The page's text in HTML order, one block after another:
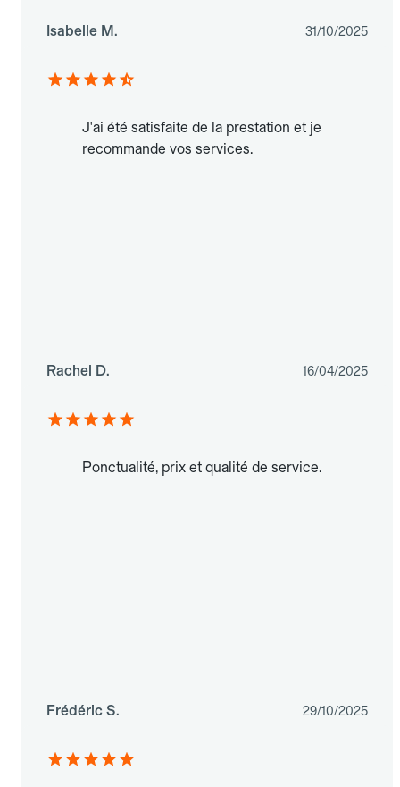
Isabelle M. 31/10/2025
J'ai été satisfaite de la prestation et je
recommande vos services.
Rachel D. 16/04/2025
Ponctualité, prix et qualité de service.
Frédéric S. 29/10/2025